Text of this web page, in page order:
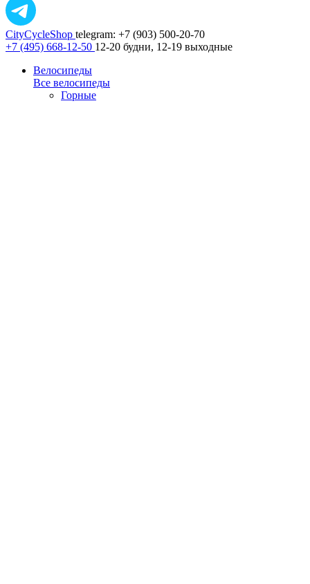
CityCycleShop telegram: +7 (903) 500-20-70
+7 (495) 668-12-50 12-20 будни, 12-19 выходные
Велосипеды
Все велосипеды
Горные